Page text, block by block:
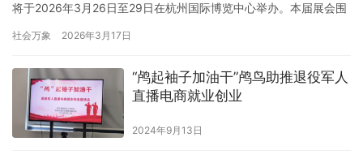
将于2026年3月26日至29日在杭州国际博览中心举办。本届展会围
户外全产业链资源，设置产业会议、行业奖项评选、互动体验三大
评选、达人产业对话等一系列活动，为从业者搭建交流…
社会万象 2026年3月17日
“鸬起袖子加油干”鸬鸟助推退役军人
直播电商就业创业
2024年9月13日